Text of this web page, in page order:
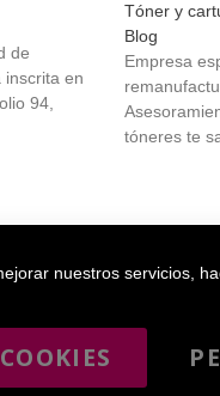
de
inscrita en
94,
Tóner y
Blog
Empresa
tóneres te
nuestros servicios,